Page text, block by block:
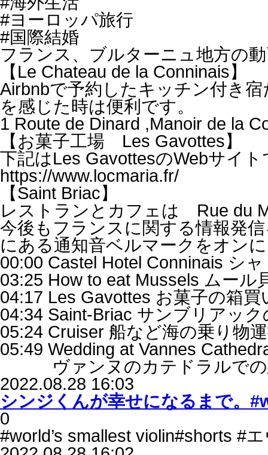
#ヨーロッパ旅行
#国際結婚
フランス、ブルターニュ地方の
【Le Chateau de la Conninais】
Airbnbで予約したキッチン付き
を感じた時は便利です。
1 Route de Dinard ,Manoir de la
【お菓子工場 Les Gavottes】
下記はLes GavottesのWebサイト
https://www.locmaria.fr/
【Saint Briac】
レストランとカフェは Rue du
今後もフランスに関する情報発
にある通知音ベルマークをオン
00:00 Castel Hotel Conninais シ
03:25 How to eat Mussels ムール
04:17 Les Gavottes お菓子の箱買
04:34 Saint-Briac サンブリアック
05:24 Cruiser 船など海の乗り物
05:49 Wedding at Vannes
ヴァンヌのカテドラルでの
2022.08.28 16:03
シンジくんが幸せになるまで。
0
#world’s smallest violin#shorts #